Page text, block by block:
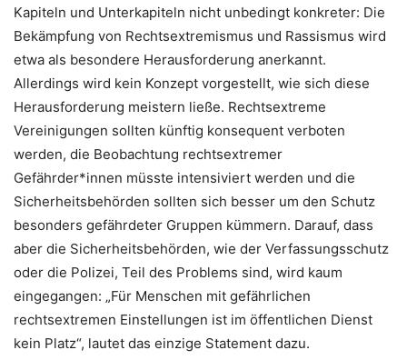
Kapiteln und Unterkapiteln nicht unbedingt konkreter: Die
Bekämpfung von Rechtsextremismus und Rassismus wird
etwa als besondere Herausforderung anerkannt.
Allerdings wird kein Konzept vorgestellt, wie sich diese
Herausforderung meistern ließe. Rechtsextreme
Vereinigungen sollten künftig konsequent verboten
werden, die Beobachtung rechtsextremer
Gefährder*innen müsste intensiviert werden und die
Sicherheitsbehörden sollten sich besser um den Schutz
besonders gefährdeter Gruppen kümmern. Darauf, dass
aber die Sicherheitsbehörden, wie der Verfassungsschutz
oder die Polizei, Teil des Problems sind, wird kaum
eingegangen: „Für Menschen mit gefährlichen
rechtsextremen Einstellungen ist im öffentlichen Dienst
kein Platz“, lautet das einzige Statement dazu.